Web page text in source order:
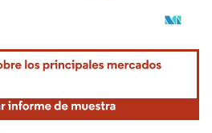
uso requiere atribución según CC BY 4.0.